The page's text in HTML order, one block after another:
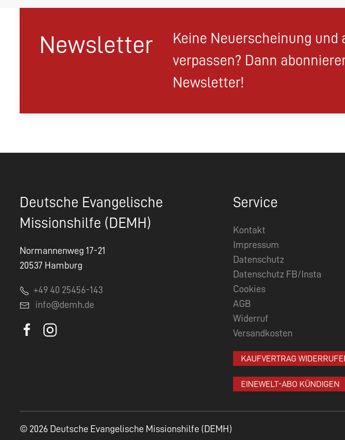
Newsletter
Keine Neuerscheinung
verpassen? Dann
Newsletter!
Deutsche Evangelische
Missionshilfe (DEMH)
Normannenweg 17-21
20537 Hamburg
+49 40 25456-143
info@demh.de
Service
Kontakt
Impressum
Datenschutz
Datenschutz FB/Insta
Cookies
AGB
Widerruf
Versandkosten
KAUFVERTRAG
EINEWELT-ABO KÜNDIGEN
© 2026 Deutsche Evangelische Missionshilfe (DEMH)